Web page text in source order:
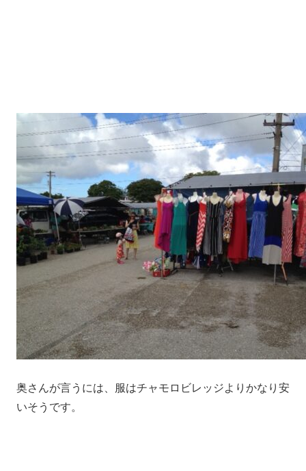
奥さんが言うには、服はチャモロビレッジよりかなり安
いそうです。